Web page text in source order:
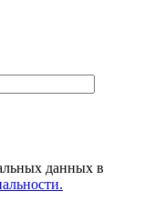
данных в